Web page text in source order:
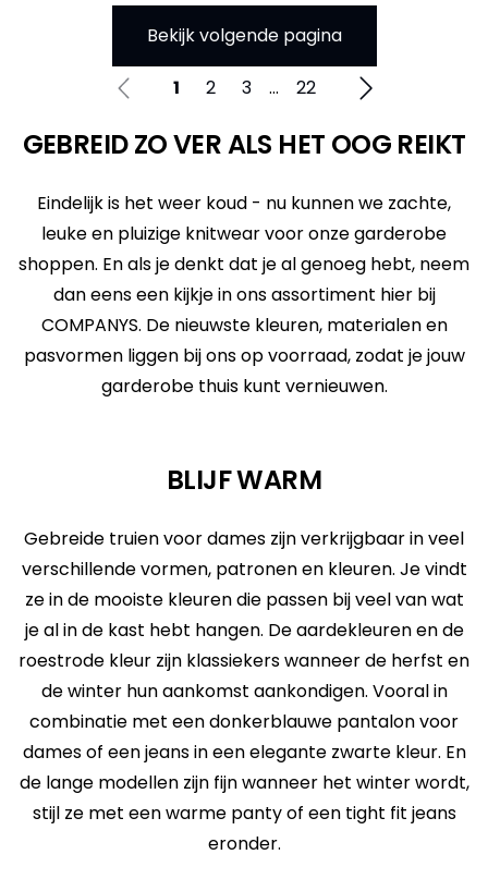
Bekijk volgende pagina
1 2 3 ... 22
GEBREID ZO VER ALS HET OOG REIKT
Eindelijk is het weer koud - nu kunnen we zachte,
leuke en pluizige knitwear voor onze garderobe
shoppen. En als je denkt dat je al genoeg hebt, neem
dan eens een kijkje in ons assortiment hier bij
COMPANYS. De nieuwste kleuren, materialen en
pasvormen liggen bij ons op voorraad, zodat je jouw
garderobe thuis kunt vernieuwen.
BLIJF WARM
Gebreide truien voor dames zijn verkrijgbaar in veel
verschillende vormen, patronen en kleuren. Je vindt
ze in de mooiste kleuren die passen bij veel van wat
je al in de kast hebt hangen. De aardekleuren en de
roestrode kleur zijn klassiekers wanneer de herfst en
de winter hun aankomst aankondigen. Vooral in
combinatie met een donkerblauwe pantalon voor
dames of een jeans in een elegante zwarte kleur. En
de lange modellen zijn fijn wanneer het winter wordt,
stijl ze met een warme panty of een tight fit jeans
eronder.